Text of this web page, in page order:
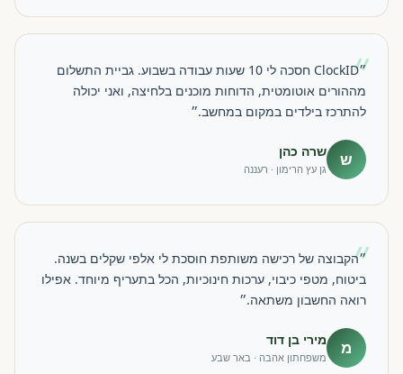
״
״ClockID חסכה לי 10 שעות עבודה בשבוע. גביית התשלום
מההורים אוטומטית, הדוחות מוכנים בלחיצה, ואני יכולה
להתרכז בילדים במקום במחשב.״
ש שרה כהן
גן עץ הרימון · רעננה
״
״הקבוצה של רכישה משותפת חוסכת לי אלפי שקלים בשנה.
ביטוח, מטפי כיבוי, ערכות חינוכיות, הכל בתעריף מיוחד. אפילו
רואה החשבון משתאה.״
מ מירי בן דוד
משפחתון אהבה · באר שבע